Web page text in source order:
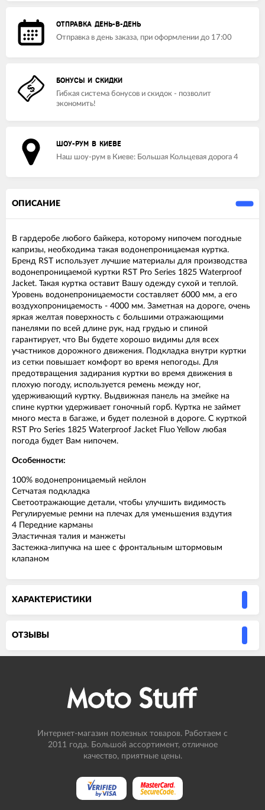
ОТПРАВКА ДЕНЬ-В-ДЕНЬ
Отправка в день заказа, при оформлении до 17:00
БОНУСЫ И СКИДКИ
Гибкая система бонусов и скидок - позволит
экономить!
ШОУ-РУМ В КИЕВЕ
Наш шоу-рум в Киеве: Большая Кольцевая дорога 4
ОПИСАНИЕ
В гардеробе любого байкера, которому нипочем погодные
капризы, необходима такая водонепроницаемая куртка.
Бренд RST использует лучшие материалы для производства
водонепроницаемой куртки RST Pro Series 1825 Waterproof
Jacket. Такая куртка оставит Вашу одежду сухой и теплой.
Уровень водонепроницаемости составляет 6000 мм, а его
воздухопроницаемость - 4000 мм. Заметная на дороге, очень
яркая желтая поверхность с большими отражающими
панелями по всей длине рук, над грудью и спиной
гарантирует, что Вы будете хорошо видимы для всех
участников дорожного движения. Подкладка внутри куртки
из сетки повышает комфорт во время непогоды. Для
предотвращения задирания куртки во время движения в
плохую погоду, используется ремень между ног,
удерживающий куртку. Выдвижная панель на змейке на
спине куртки удерживает гоночный горб. Куртка не займет
много места в багаже, и будет полезной в дороге. С курткой
RST Pro Series 1825 Waterproof Jacket Fluo Yellow любая
погода будет Вам нипочем.
Особенности:
100% водонепроницаемый нейлон
Сетчатая подкладка
Светоотражающие детали, чтобы улучшить видимость
Регулируемые ремни на плечах для уменьшения вздутия
4 Передние карманы
Эластичная талия и манжеты
Застежка-липучка на шее с фронтальным штормовым
клапаном
ХАРАКТЕРИСТИКИ
ОТЗЫВЫ
Интернет-магазин полезных товаров. Работаем с
2011 года. Большой ассортимент, отличное
качество, приятные цены.